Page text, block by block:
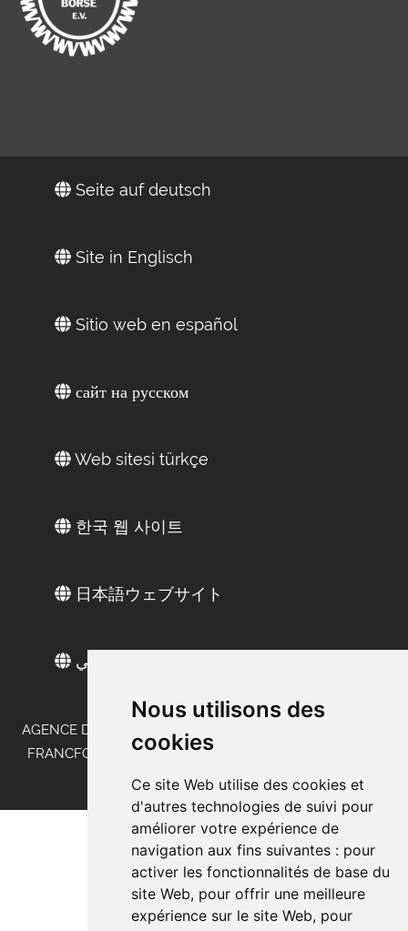
Nous utilisons des
cookies
Ce site Web utilise des cookies et
d'autres technologies de suivi pour
améliorer votre expérience de
navigation aux fins suivantes : pour
activer les fonctionnalités de base du
site Web, pour offrir une meilleure
expérience sur le site Web, pour
Seite auf deutsch
Site in Englisch
Sitio web en español
сайт на русском
Web sitesi türkçe
한국 웹 사이트
日本語ウェブサイト
الموقع العربي
AGENCE DE MARKETING DE TERRAIN EN ALLEMAGNE -
FRANCFORT - STUTTGART - MUNICH - DÜSSELDORF -
BERLIN - HAMBOURG